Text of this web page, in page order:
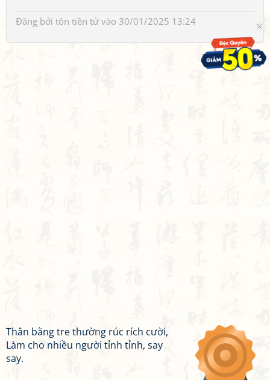
Đăng bởi tôn tiền tửvào 30/01/2025 13:24
Thân bằng tre thường rúc rích cười,
Làm cho nhiều người tỉnh tỉnh, say
say.